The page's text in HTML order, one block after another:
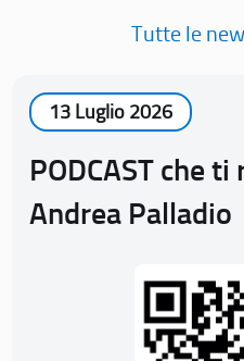
Tutte le
13 Luglio 2026
PODCAST che
Andrea Palladio